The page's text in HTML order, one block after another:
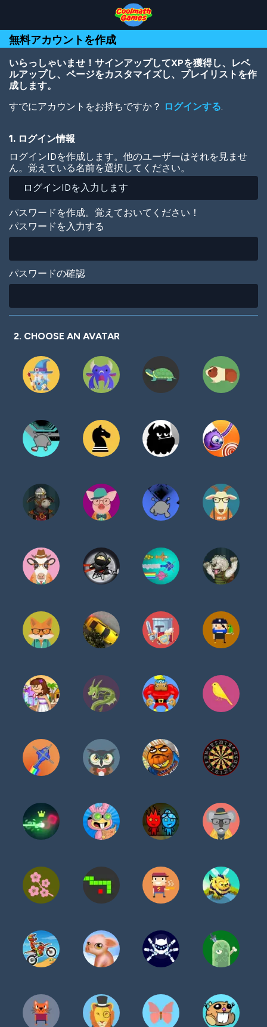
Top
of
Page
Navigation
Main
Content
Footer
ン
コ
ン
移
無料アカウントを作成
いらっしゃいませ！サインアップしてXPを獲得し、レベ
ルアップし、ページをカスタマイズし、プレイリストを作
成します。
すでにアカウントをお持ちですか？ ログインする.
1. ログイン情報
ログインIDを作成します。他のユーザーはそれを見ませ
ん。覚えている名前を選択してください。
パスワードを作成。覚えておいてください！
パスワードを入力する
パスワードの確認
2. CHOOSE AN AVATAR